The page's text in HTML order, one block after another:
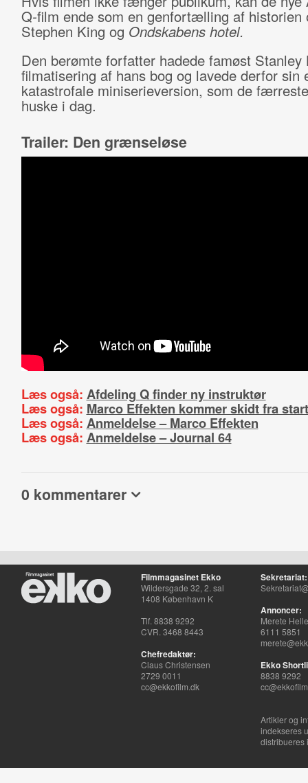
Q-film ende som en genfortælling af historien
Stephen King og Ondskabens hotel.
Den berømte forfatter hadede famøst Stanley
filmatisering af hans bog og lavede derfor sin
katastrofale miniserieversion, som de
huske i dag.
Trailer: Den grænseløse
Læs også: Afdeling Q finder ny instruktør
Læs også: Marco Effekten kommer skidt fra start
Læs også: Anmeldelse – Marco Effekten
Læs også: Anmeldelse – Journal 64
0 kommentarer
Filmmagasinet Ekko
Wildersgade 32, 2. sal
1408 København K
Tlf. 8838 9292
CVR. 3468 8443
Chefredaktør:
Claus Christensen
2729 0011
cc@ekkofilm.dk
Sekretariat:
Annoncer:
Merete
6111 5851
Ekko
8838 9292
Artikler og
indekseres
distribueres